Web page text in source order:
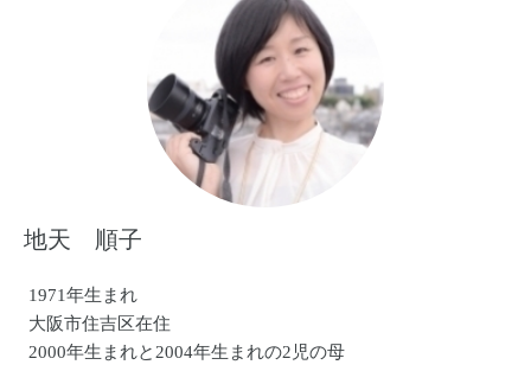
〇産経新聞社主催「あんふぁん」撮影会
〇阪神百貨店 「関西キッズコレクション」撮影会
地天 順子
1971年生まれ
大阪市住吉区在住
2000年生まれと2004年生まれの2児の母